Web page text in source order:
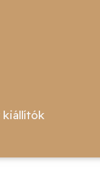
kiállítók